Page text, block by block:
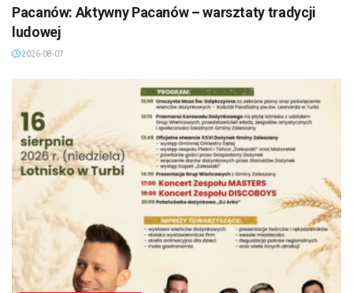
Pacanów: Aktywny Pacanów – warsztaty tradycji
ludowej
2026-08-07